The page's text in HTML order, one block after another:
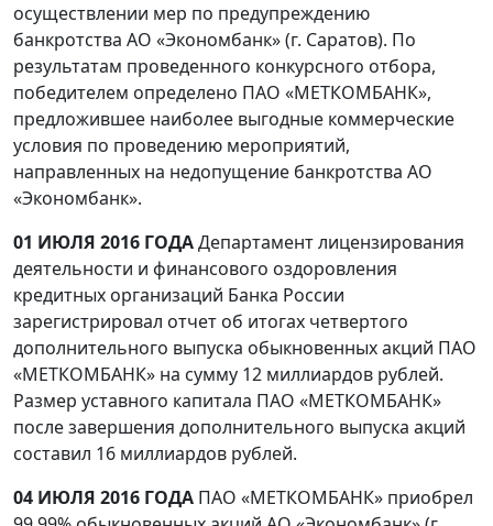
осуществлении мер по предупреждению
банкротства АО «Экономбанк» (г. Саратов). По
результатам проведенного конкурсного отбора,
победителем определено ПАО «МЕТКОМБАНК»,
предложившее наиболее выгодные коммерческие
условия по проведению мероприятий,
направленных на недопущение банкротства АО
«Экономбанк».
01 ИЮЛЯ 2016 ГОДАДепартамент лицензирования
деятельности и финансового оздоровления
кредитных организаций Банка России
зарегистрировал отчет об итогах четвертого
дополнительного выпуска обыкновенных акций ПАО
«МЕТКОМБАНК» на сумму 12 миллиардов рублей.
Размер уставного капитала ПАО «МЕТКОМБАНК»
после завершения дополнительного выпуска акций
составил 16 миллиардов рублей.
04 ИЮЛЯ 2016 ГОДА ПАО «МЕТКОМБАНК» приобрел